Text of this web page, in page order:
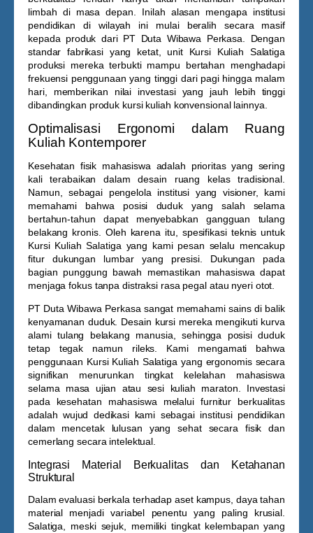
limbah di masa depan. Inilah alasan mengapa institusi
pendidikan di wilayah ini mulai beralih secara masif
kepada produk dari PT Duta Wibawa Perkasa. Dengan
standar fabrikasi yang ketat, unit Kursi Kuliah Salatiga
produksi mereka terbukti mampu bertahan menghadapi
frekuensi penggunaan yang tinggi dari pagi hingga malam
hari, memberikan nilai investasi yang jauh lebih tinggi
dibandingkan produk kursi kuliah konvensional lainnya.
Optimalisasi Ergonomi dalam Ruang
Kuliah Kontemporer
Kesehatan fisik mahasiswa adalah prioritas yang sering
kali terabaikan dalam desain ruang kelas tradisional.
Namun, sebagai pengelola institusi yang visioner, kami
memahami bahwa posisi duduk yang salah selama
bertahun-tahun dapat menyebabkan gangguan tulang
belakang kronis. Oleh karena itu, spesifikasi teknis untuk
Kursi Kuliah Salatiga yang kami pesan selalu mencakup
fitur dukungan lumbar yang presisi. Dukungan pada
bagian punggung bawah memastikan mahasiswa dapat
menjaga fokus tanpa distraksi rasa pegal atau nyeri otot.
PT Duta Wibawa Perkasa sangat memahami sains di balik
kenyamanan duduk. Desain kursi mereka mengikuti kurva
alami tulang belakang manusia, sehingga posisi duduk
tetap tegak namun rileks. Kami mengamati bahwa
penggunaan Kursi Kuliah Salatiga yang ergonomis secara
signifikan menurunkan tingkat kelelahan mahasiswa
selama masa ujian atau sesi kuliah maraton. Investasi
pada kesehatan mahasiswa melalui furnitur berkualitas
adalah wujud dedikasi kami sebagai institusi pendidikan
dalam mencetak lulusan yang sehat secara fisik dan
cemerlang secara intelektual.
Integrasi Material Berkualitas dan Ketahanan
Struktural
Dalam evaluasi berkala terhadap aset kampus, daya tahan
material menjadi variabel penentu yang paling krusial.
Salatiga, meski sejuk, memiliki tingkat kelembapan yang